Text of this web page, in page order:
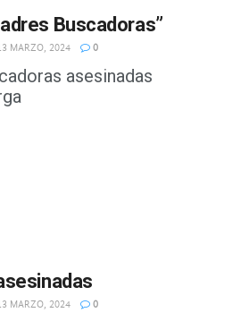
Buscadoras”
MARZO, 2024 0
asesinadas
MARZO, 2024 0